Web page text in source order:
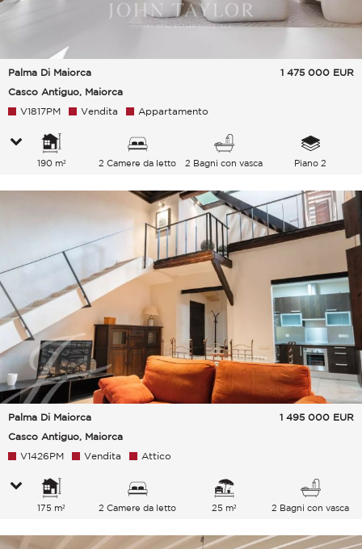
Palma Di Maiorca
Casco Antiguo, Maiorca
1 475 000 EUR
V1817PM Vendita Appartamento
190 m² 2 Camere da letto 2 Bagni con vasca Piano 2
Palma Di Maiorca
Casco Antiguo, Maiorca
1 495 000 EUR
V1426PM Vendita Attico
175 m² 2 Camere da letto 25 m² 2 Bagni con vasca